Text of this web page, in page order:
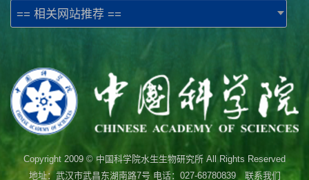
== 相关网站推荐 ==
Copyright 2009 © 中国科学院水生生物研究所 All Rights Reserved
地址：武汉市武昌东湖南路7号 电话：027-68780839 联系我们